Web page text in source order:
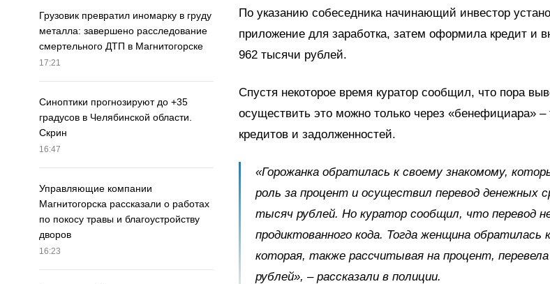
Грузовик превратил иномарку в груду
металла: завершено расследование
смертельного ДТП в Магнитогорске
17:21
Синоптики прогнозируют до +35
градусов в Челябинской области.
Скрин
16:47
Управляющие компании
Магнитогорска рассказали о работах
по покосу травы и благоустройству
дворов
16:23
По указанию собеседника начинающий инвестор
приложение для заработка, затем оформила кредит и
962 тысячи рублей.
Спустя некоторое время куратор сообщил, что пора
осуществить это можно только через «бенефициара» –
кредитов и задолженностей.
«Горожанка обратилась к своему знакомому,
роль за процент и осуществил перевод денежных
тысяч рублей. Но куратор сообщил, что перевод
продиктованного кода. Тогда женщина обратилась
которая, также рассчитывая на процент,
рублей», – рассказали в полиции.